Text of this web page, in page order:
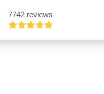
7742 reviews